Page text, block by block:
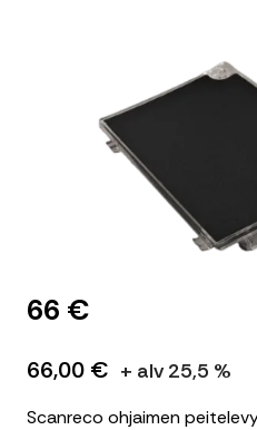
66 €
66,00 € + alv 25,5 %
Scanreco ohjaimen